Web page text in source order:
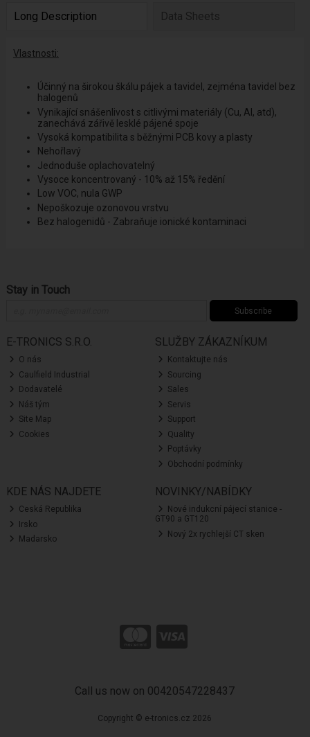
Long Description Data Sheets
Vlastnosti:
Účinný na širokou škálu pájek a tavidel, zejména tavidel bez
halogenů
Vynikající snášenlivost s citlivými materiály (Cu, AI, atd),
zanechává zářivělesklé pájené spoje
Vysoká kompatibilita s běžnými PCB kovy a plasty
Nehořlavý
Jednoduše oplachovatelný
Vysoce koncentrovaný - 10% až 15% ředění
Low VOC, nula GWP
Nepoškozuje ozonovou vrstvu
Bez halogenidů - Zabraňuje ionické kontaminaci
Stay in Touch
Subscribe
E-TRONICS S.R.O.
O nás
Caulfield Industrial
Dodavatelé
Náš tým
Site Map
Cookies
SLUŽBY ZÁKAZNÍKUM
Kontaktujte nás
Sourcing
Sales
Servis
Support
Quality
Poptávky
Obchodní podmínky
KDE NÁS NAJDETE
Ceská Republika
Irsko
Madarsko
NOVINKY/NABÍDKY
Nové indukcní pájecí stanice -
GT90 a GT120
Nový 2x rychlejší CT sken
Call us now on 00420547228437
Copyright © e-tronics.cz 2026